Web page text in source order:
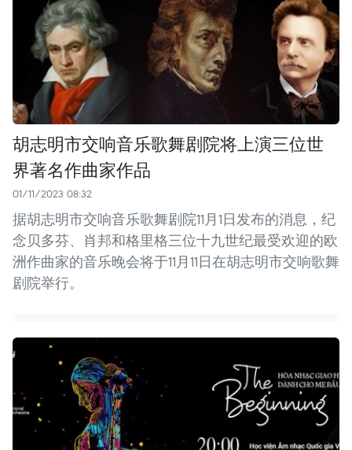
胡志明市交响音乐歌舞剧院将上演三位世
界著名作曲家作品
01/11/2023 08:32
据胡志明市交响音乐歌舞剧院11月1日发布的消息，纪
念贝多芬、肖邦和格里格三位十九世纪最受欢迎的欧
洲作曲家的音乐晚会将于11月11日在胡志明市交响歌舞
剧院举行。